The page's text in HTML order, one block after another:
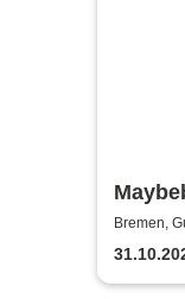
Bremen,
Vegesack